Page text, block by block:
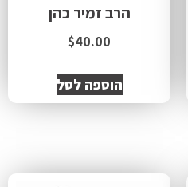
הרב זמיר כהן
$40.00
הוספה לסל